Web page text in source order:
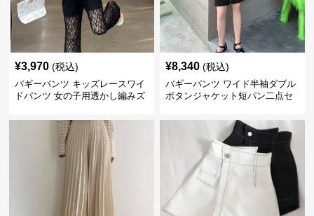
¥3,970 (税込)
バギーパンツ キッズレースワイ
ドパンツ 女の子用透かし編みズ
¥8,340 (税込)
バギーパンツ ワイド半袖ダブル
ボタンジャケット短パン二点セ